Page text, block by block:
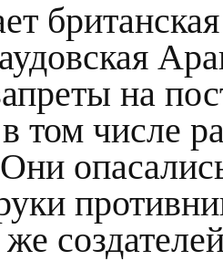
на
числе